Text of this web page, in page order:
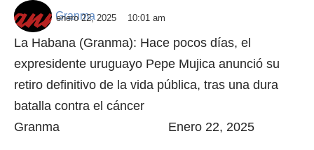
Granma
enero 22, 2025 10:01 am
La Habana (Granma): Hace pocos días, el
expresidente uruguayo Pepe Mujica anunció su
retiro definitivo de la vida pública, tras una dura
batalla contra el cáncer
Granma Enero 22, 2025